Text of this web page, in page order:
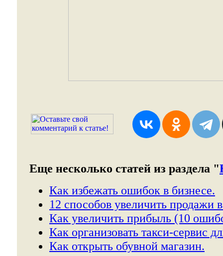
Еще несколько статей из раздела "
Как избежать ошибок в бизнесе.
12 способов увеличить продажи
Как увеличить прибыль (10
Как организовать такси-сервис
Как открыть обувной магазин.